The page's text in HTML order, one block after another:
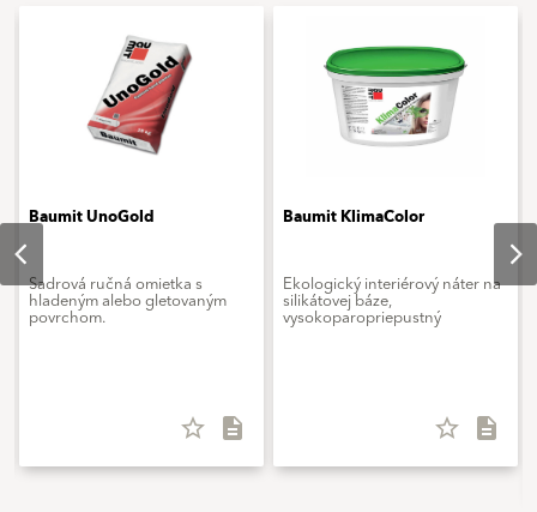
Baumit UnoGold
Sadrová ručná omietka s
hladeným alebo gletovaným
povrchom.
star_border description
Baumit KlimaColor
Ekologický interiérový náter na
silikátovej báze,
vysokoparopriepustný
star_border description